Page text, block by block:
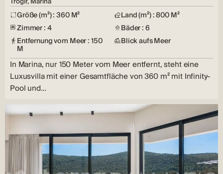
Größe (m²) : 360 M²
Land (m²) : 800 M²
Zimmer : 4
Bäder : 6
Entfernung vom Meer : 150
M
Blick aufs Meer
In Marina, nur 150 Meter vom Meer entfernt, steht eine
Luxusvilla mit einer Gesamtfläche von 360 m² mit Infinity-
Pool und…